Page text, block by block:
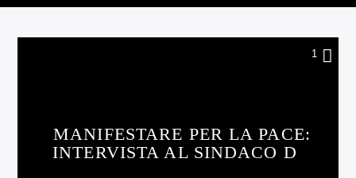
1
MANIFESTARE PER LA PACE:
INTERVISTA AL SINDACO DI